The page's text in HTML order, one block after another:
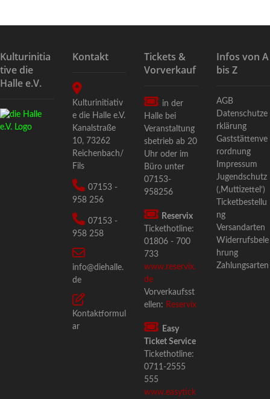
Kulturinitia
tive die
Halle e.V.
Kontakt
Kulturinitiativ
e die Halle e.V.
Kanalstraße
10, 73262
Reichenbach/
Fils
07153 -
958 256
07153 -
958 258
info@diehalle.
de
Kontaktformul
ar
Tickets &
Vorverkauf
in der
Halle bei
Veranstaltung
s­betrieb ab 20
Uhr oder im
Büro unter
07153-
958256
Reservix
Tickethotline:
01806 - 700
733
www.reservix.
de
Vorverkaufsst
ellen: Reservix
Easy
Ticket Service
Tickethotline:
0711-2555
555
www.easytick
Infos von A
bis Z
AGB
Datenschutze
rklärung
Gaststättenve
rordnung
Impressum
Jugendschutz
(‚Muttizettel‘)
Ticketbestellu
ng
Versandarten
Widerrufsbele
hrung
Zahlungsarten